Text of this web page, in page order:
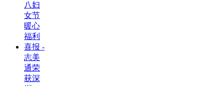
八妇
女节
暖心
福利
喜报 -
志美
通荣
获深